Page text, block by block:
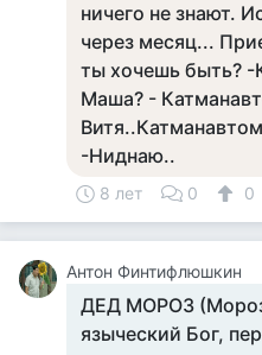
ничего не знают.
через месяц...
ты хочешь быть?
Маша? -
-Ниднаю..
8 лет 0 0
Антон Финтифлюшкин
ДЕД МОРОЗ
языческий Бог,